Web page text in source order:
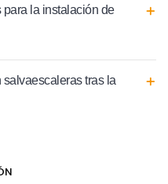
la instalación de
tras la